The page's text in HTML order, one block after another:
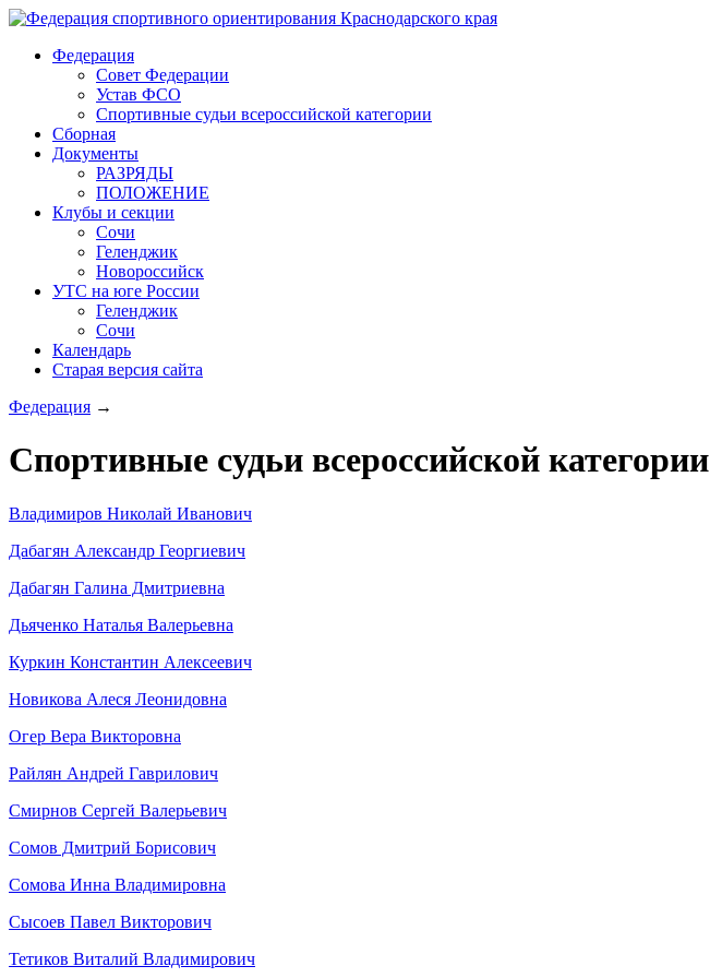
Федерация
Совет Федерации
Устав ФСО
Спортивные судьи всероссийской категории
Сборная
Документы
РАЗРЯДЫ
ПОЛОЖЕНИЕ
Клубы и секции
Сочи
Геленджик
Новороссийск
УТС на юге России
Геленджик
Сочи
Календарь
Старая версия сайта
Федерация →
Спортивные судьи всероссийской категории
Владимиров Николай Иванович
Дабагян Александр Георгиевич
Дабагян Галина Дмитриевна
Дьяченко Наталья Валерьевна
Куркин Константин Алексеевич
Новикова Алеся Леонидовна
Огер Вера Викторовна
Райлян Андрей Гаврилович
Смирнов Сергей Валерьевич
Сомов Дмитрий Борисович
Сомова Инна Владимировна
Сысоев Павел Викторович
Тетиков Виталий Владимирович